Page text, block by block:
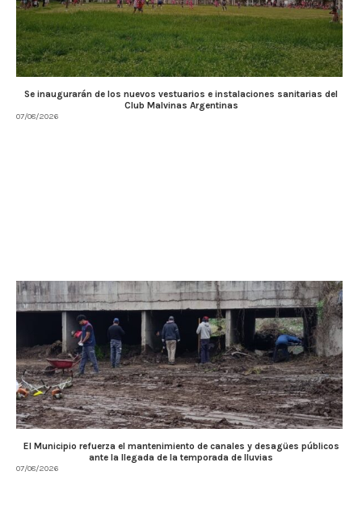
Se inaugurarán de los nuevos vestuarios e instalaciones sanitarias del
Club Malvinas Argentinas
07/08/2026
El Municipio refuerza el mantenimiento de canales y desagües públicos
ante la llegada de la temporada de lluvias
07/08/2026